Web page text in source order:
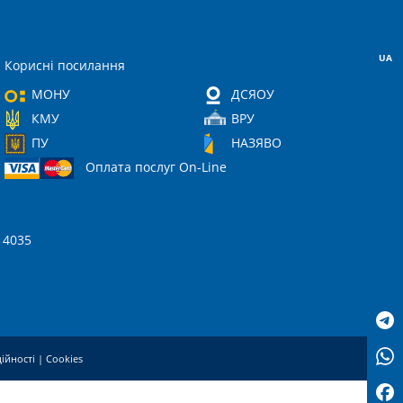
Корисні посилання
МОНУ
ДСЯОУ
КМУ
ВРУ
ПУ
НАЗЯВО
Оплата послуг On-Line
| Cookies
UA